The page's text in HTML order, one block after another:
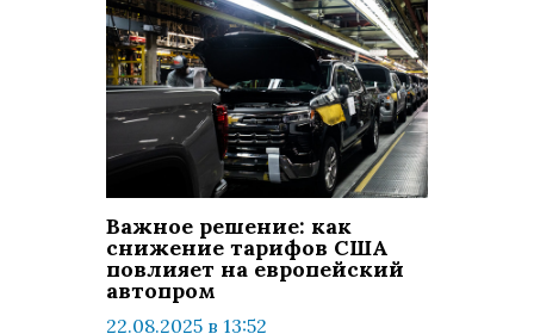
Важное решение: как
снижение тарифов США
повлияет на европейский
автопром
22.08.2025 в 13:52